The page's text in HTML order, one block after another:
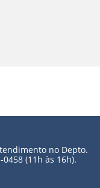
no Depto.
0458 (11h às 16h).